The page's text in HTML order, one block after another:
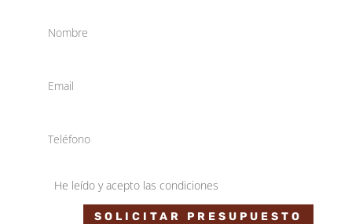
He leído y acepto las condiciones
SOLICITAR PRESUPUESTO